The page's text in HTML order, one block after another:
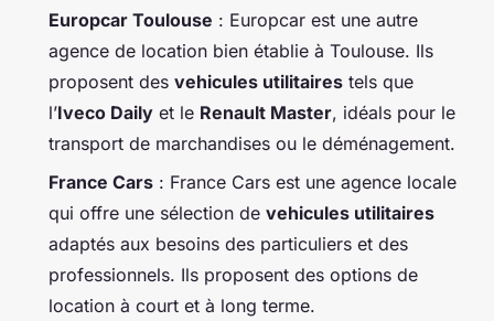
Europcar Toulouse : Europcar est une autre
agence de location bien établie à Toulouse. Ils
proposent des vehicules utilitaires tels que
l’Iveco Daily et le Renault Master, idéals pour le
transport de marchandises ou le déménagement.
France Cars : France Cars est une agence locale
qui offre une sélection de vehicules utilitaires
adaptés aux besoins des particuliers et des
professionnels. Ils proposent des options de
location à court et à long terme.